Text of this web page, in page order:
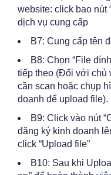
website: click bao nút
dịch vụ cung cấp
B7: Cung cấp tên
B8: Chọn “File
tiếp theo (Đối với chủ
cần scan hoặc chụp
doanh để upload file).
B9: Click vào nút
đăng ký kinh doanh
click “Upload file”
B10: Sau khi